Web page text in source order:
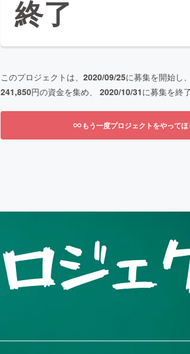
終了
このプロジェクトは、 2020/09/25に募集を開始し、
241,850円の資金を集め、 2020/10/31に募集を終
もう一度プロジェクトをやって